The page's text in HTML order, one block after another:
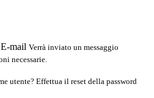
E-mail Verrà inviato un messaggio
necessarie.
utente? Effettua il reset della password